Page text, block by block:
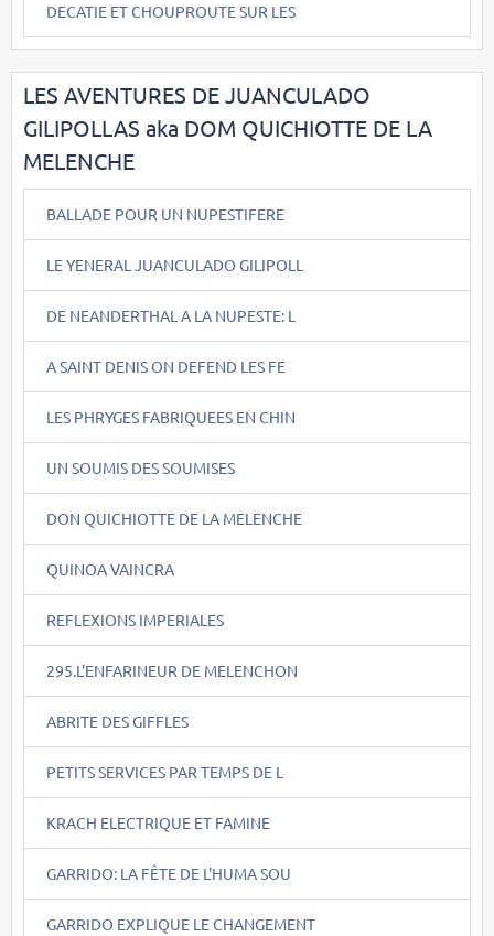
DECATIE ET CHOUPROUTE SUR LES
LES AVENTURES DE JUANCULADO
GILIPOLLAS aka DOM QUICHIOTTE DE LA
MELENCHE
BALLADE POUR UN NUPESTIFERE
LE YENERAL JUANCULADO GILIPOLL
DE NEANDERTHAL A LA NUPESTE: L
A SAINT DENIS ON DEFEND LES FE
LES PHRYGES FABRIQUEES EN CHIN
UN SOUMIS DES SOUMISES
DON QUICHIOTTE DE LA MELENCHE
QUINOA VAINCRA
REFLEXIONS IMPERIALES
295.L'ENFARINEUR DE MELENCHON
ABRITE DES GIFFLES
PETITS SERVICES PAR TEMPS DE L
KRACH ELECTRIQUE ET FAMINE
GARRIDO: LA FÊTE DE L'HUMA SOU
GARRIDO EXPLIQUE LE CHANGEMENT